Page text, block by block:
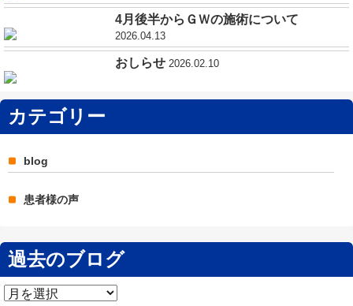
4月後半からＧＷの施術について
2026.04.13
おしらせ 2026.02.10
カテゴリー
blog
患者様の声
過去のブログ
過